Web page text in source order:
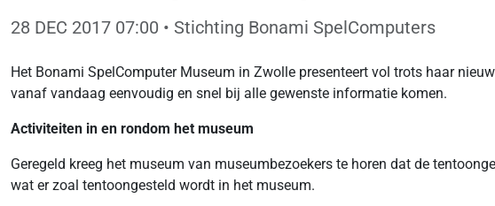
28 DEC 2017 07:00 • Stichting Bonami SpelComputers
Het Bonami SpelComputer Museum in Zwolle presenteert vol trots haar
vanaf vandaag eenvoudig en snel bij alle gewenste informatie komen.
Activiteiten in en rondom het museum
Geregeld kreeg het museum van museumbezoekers te horen dat de
wat er zoal tentoongesteld wordt in het museum.